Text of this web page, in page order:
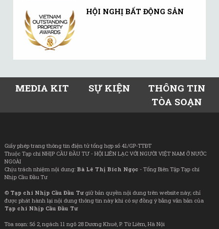
HỘI NGHỊ BẤT ĐỘNG SẢN
MEDIA KIT SỰ KIỆN
THÔNG TIN
TÒA SOẠN
Giấy phép trang thông tin điện tử tổng hợp số 41/GP-TTĐT
Thuộc Tạp chí NHỊP CẦU ĐẦU TƯ - HỘI LIÊN LẠC VỚI NGƯỜI VIỆT NAM Ở NƯỚC
NGOÀI
Chịu trách nhiệm nội dung: Bà Lê Thị Bích Ngọc - Tổng Biên Tập Tạp chí
Nhịp Cầu Đầu Tư
© Tạp chí Nhịp Cầu Đầu Tưgiữ bản quyền nội dung trên website này; chỉ
được phát hành lại nội dung thông tin này khi có sự đồng ý bằng văn bản của
Tạp chí Nhịp Cầu Đầu Tư
Tòa soạn: Số 2, ngách 11 ngõ 28 Dương Khuê, P. Từ Liêm, Hà Nội